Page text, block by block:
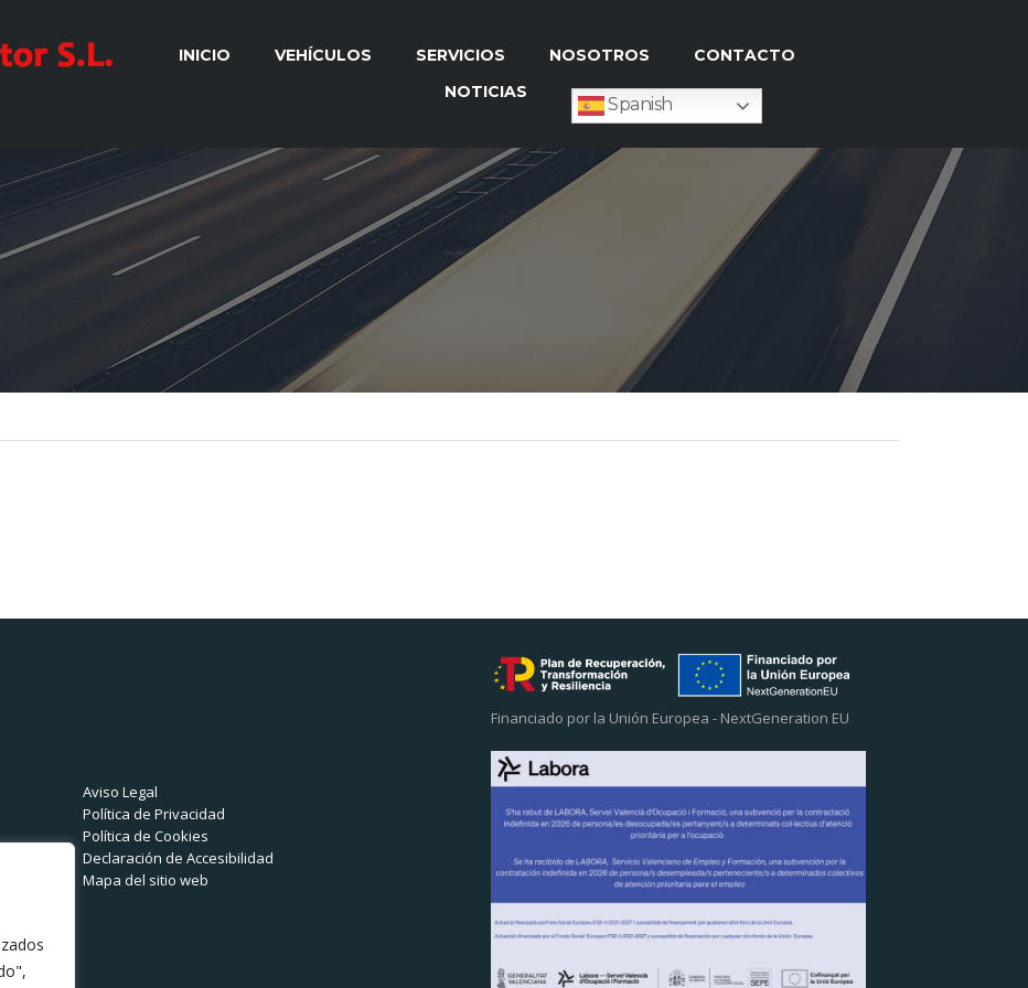
INICIO VEHÍCULOS SERVICIOS NOSOTROS
CONTACTO
NOTICIAS
Spanish
DE
Aviso Legal
Política de Privacidad
Política de Cookies
Declaración de Accesibilidad
Mapa del sitio web
Financiado por la Unión Europea - NextGeneration EU